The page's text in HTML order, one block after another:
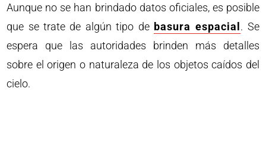
Aunque no se han brindado datos oficiales, es posible
que se trate de algún tipo de basura espacial . Se
espera que las autoridades brinden más detalles
sobre el origen o naturaleza de los objetos caídos del
cielo.